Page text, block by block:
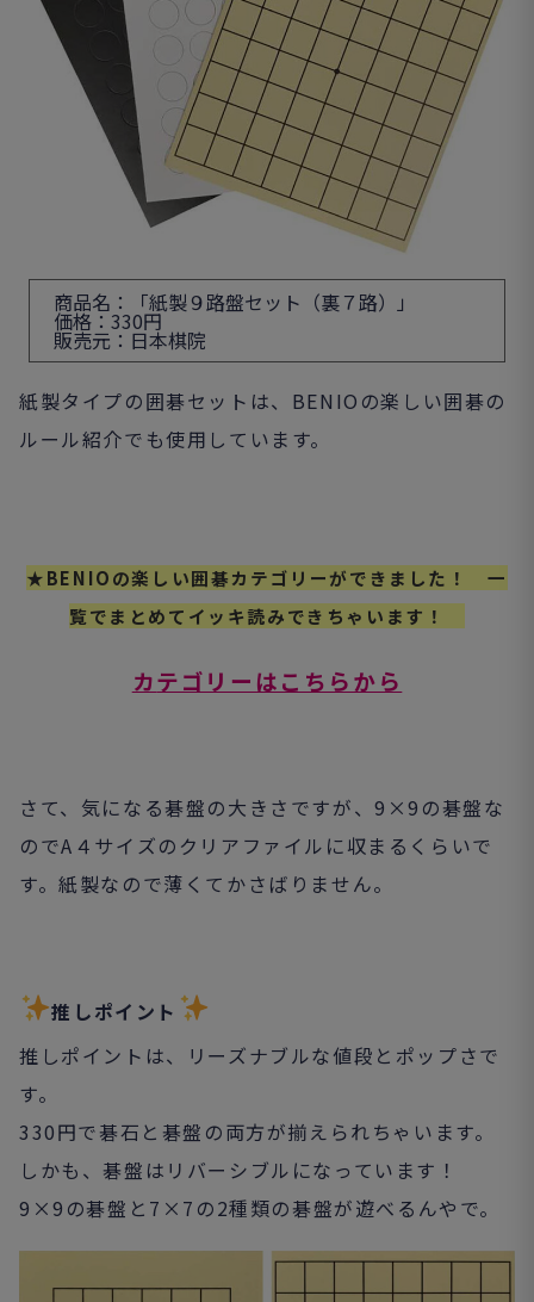
商品名：「紙製９路盤セット（裏７路）」
価格：330円
販売元：日本棋院
紙製タイプの囲碁セットは、BENIOの楽しい囲碁の
ルール紹介でも使用しています。
★BENIOの楽しい囲碁カテゴリーができました！ 一
覧でまとめてイッキ読みできちゃいます！
カテゴリーはこちらから
さて、気になる碁盤の大きさですが、9×9の碁盤な
のでA４サイズのクリアファイルに収まるくらいで
す。紙製なので薄くてかさばりません。
推しポイント
推しポイントは、リーズナブルな値段とポップさで
す。
330円で碁石と碁盤の両方が揃えられちゃいます。
しかも、碁盤はリバーシブルになっています！
9×9の碁盤と7×7の2種類の碁盤が遊べるんやで。